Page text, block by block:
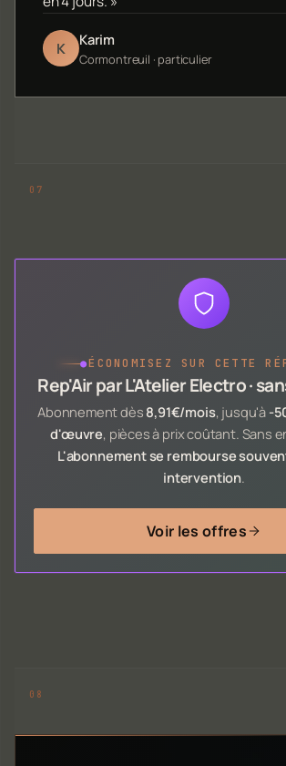
K Karim
Cormontreuil · particulier
●ÉCONOMISEZ SUR CETTE
Rep'Air par L'Atelier Electro ·
Abonnement dès 8,91€/mois, jusqu'à -
d'œuvre, pièces à prix coûtant. Sans
L'abonnement se rembourse
intervention.
Voir les offres